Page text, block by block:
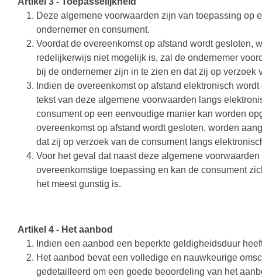
Deze algemene voorwaarden zijn van toepassing op
ondernemer en consument.
Voordat de overeenkomst op afstand wordt gesloten,
redelijkerwijs niet mogelijk is, zal de ondernemer
bij de ondernemer zijn in te zien en dat zij op
Indien de overeenkomst op afstand elektronisch
tekst van deze algemene voorwaarden langs
consument op een eenvoudige manier kan worden
overeenkomst op afstand wordt gesloten, worden
dat zij op verzoek van de consument langs
Voor het geval dat naast deze algemene
overeenkomstige toepassing en kan de consument
het meest gunstig is.
Artikel 4 - Het aanbod
Indien een aanbod een beperkte geldigheidsduur
Het aanbod bevat een volledige en nauwkeurige
gedetailleerd om een goede beoordeling van het